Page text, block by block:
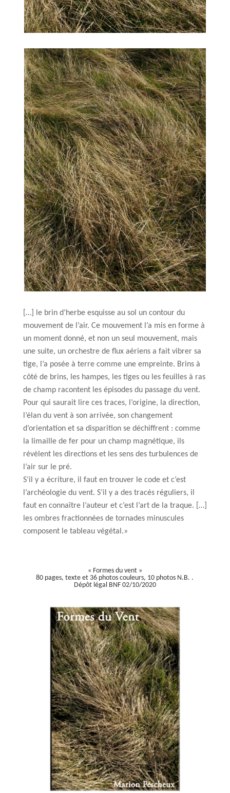
[…] le brin d’herbe esquisse au sol un contour du
mouvement de l’air. Ce mouvement l’a mis en forme à
un moment donné, et non un seul mouvement, mais
une suite, un orchestre de flux aériens a fait vibrer sa
tige, l’a posée à terre comme une empreinte. Brins à
côté de brins, les hampes, les tiges ou les feuilles à ras
de champ racontent les épisodes du passage du vent.
Pour qui saurait lire ces traces, l’origine, la direction,
l’élan du vent à son arrivée, son changement
d’orientation et sa disparition se déchiffrent : comme
la limaille de fer pour un champ magnétique, ils
révèlent les directions et les sens des turbulences de
l’air sur le pré.
S’il y a écriture, il faut en trouver le code et c’est
l’archéologie du vent. S’il y a des tracés réguliers, il
faut en connaître l’auteur et c’est l’art de la traque. […]
les ombres fractionnées de tornades minuscules
composent le tableau végétal.»
« Formes du vent »
80 pages, texte et 36 photos couleurs, 10 photos N.B. .
Dépôt légal BNF 02/10/2020